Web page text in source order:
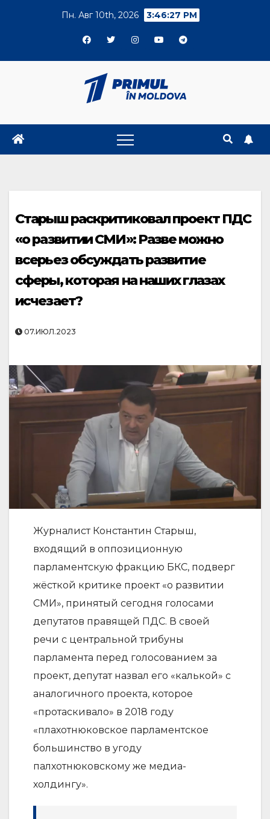
Пн. Авг 10th, 2026 3:46:28 PM
Старыш раскритиковал проект ПДС
«о развитии СМИ»: Разве можно
всерьез обсуждать развитие
сферы, которая на наших глазах
исчезает?
07.ИЮЛ.2023
Журналист Константин Старыш,
входящий в оппозиционную
парламентскую фракцию БКС, подверг
жёсткой критике проект «о развитии
СМИ», принятый сегодня голосами
депутатов правящей ПДС. В своей
речи с центральной трибуны
парламента перед голосованием за
проект, депутат назвал его «калькой» с
аналогичного проекта, которое
«протаскивало» в 2018 году
«плахотнюковское парламентское
большинство в угоду
палхотнюковскому же медиа-
холдингу».